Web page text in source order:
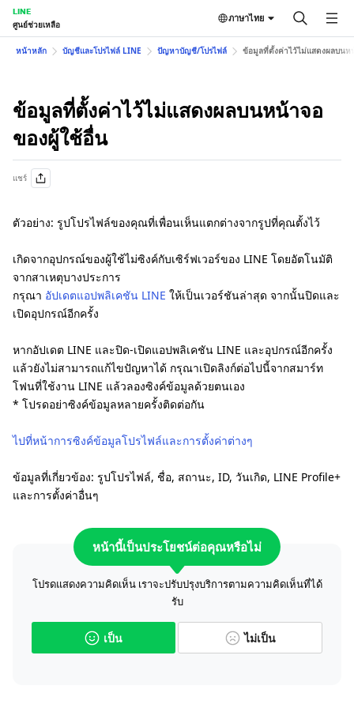
LINE
ศูนย์ช่วยเหลือ
ภาษาไทย
หน้าหลัก บัญชีและโปรไฟล์ LINE ปัญหาบัญชี/โปรไฟล์ ข้อมูลที่ตั้งค่าไว้ไม่แสดงผลบนห
ข้อมูลที่ตั้งค่าไว้ไม่แสดงผลบนหน้าจอ
ของผู้ใช้อื่น
แชร์
ตัวอย่าง: รูปโปรไฟล์ของคุณที่เพื่อนเห็นแตกต่างจากรูปที่คุณตั้งไว้
เกิดจากอุปกรณ์ของผู้ใช้ไม่ซิงค์กับเซิร์ฟเวอร์ของ LINE โดยอัตโนมัติ
จากสาเหตุบางประการ
กรุณา อัปเดตแอปพลิเคชัน LINE ให้เป็นเวอร์ชันล่าสุด จากนั้นปิดและ
เปิดอุปกรณ์อีกครั้ง
หากอัปเดต LINE และปิด-เปิดแอปพลิเคชัน LINE และอุปกรณ์อีกครั้ง
แล้วยังไม่สามารถแก้ไขปัญหาได้ กรุณาเปิดลิงก์ต่อไปนี้จากสมาร์ท
โฟนที่ใช้งาน LINE แล้วลองซิงค์ข้อมูลด้วยตนเอง
* โปรดอย่าซิงค์ข้อมูลหลายครั้งติดต่อกัน
ไปที่หน้าการซิงค์ข้อมูลโปรไฟล์และการตั้งค่าต่างๆ
ข้อมูลที่เกี่ยวข้อง: รูปโปรไฟล์, ชื่อ, สถานะ, ID, วันเกิด, LINE Profile+
และการตั้งค่าอื่นๆ
หน้านี้เป็นประโยชน์ต่อคุณหรือไม่
โปรดแสดงความคิดเห็น เราจะปรับปรุงบริการตามความคิดเห็นที่ได้
รับ
เป็น ไม่เป็น